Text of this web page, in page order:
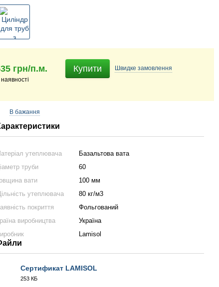
грн/п.м.
наявності
Купити Швидке замовлення
В бажання
утеплювача
Базальтова вата
труби
60
вати
100 мм
утеплювача
80 кг/м3
покриття
Фольгований
виробництва
Україна
Lamisol
Сертификат LAMISOL
253 КБ